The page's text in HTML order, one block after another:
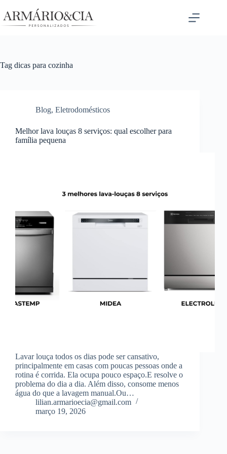
para
o
Tag dicas para cozinha
Blog, Eletrodomésticos
Melhor lava louças 8 serviços: qual escolher para
família pequena
Lavar louça todos os dias pode ser cansativo,
principalmente em casas com poucas pessoas onde a
rotina é corrida. Ela ocupa pouco espaço.E resolve o
problema do dia a dia. Além disso, consome menos
água do que a lavagem manual.Ou…
lilian.armarioecia@gmail.com
março 19, 2026